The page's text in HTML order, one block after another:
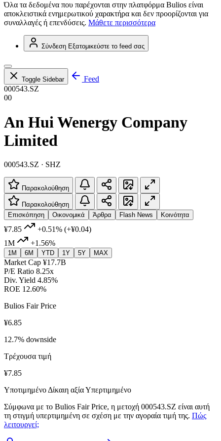
Όλα τα δεδομένα που παρέχονται στην πλατφόρμα Bulios είναι
αποκλειστικά ενημερωτικού χαρακτήρα και δεν προορίζονται για
συναλλαγές ή επενδύσεις. Μάθετε περισσότερα
Σύνδεση Εξατομικεύστε το feed σας
Toggle Sidebar
Feed
000543.SZ
00
An Hui Wenergy Company
Limited
000543.SZ · SHZ
Παρακολούθηση
Παρακολούθηση
Επισκόπηση
Οικονομικά Άρθρα Flash News Κοινότητα
¥7.85 +0.51% (+¥0.04)
1M
+1.56%
1M 6M YTD 1Y 5Y MAX
Market Cap ¥17.7B
P/E Ratio 8.25x
Div. Yield 4.85%
ROE 12.60%
Bulios Fair Price
¥6.85
12.7% downside
Τρέχουσα τιμή
¥7.85
Υποτιμημένο Δίκαιη αξίαΥπερτιμημένο
Σύμφωνα με το Bulios Fair Price, η μετοχή 000543.SZ είναι αυτή
τη στιγμή υπερτιμημένη σε σχέση με την αγοραία τιμή της. Πώς
λειτουργεί;